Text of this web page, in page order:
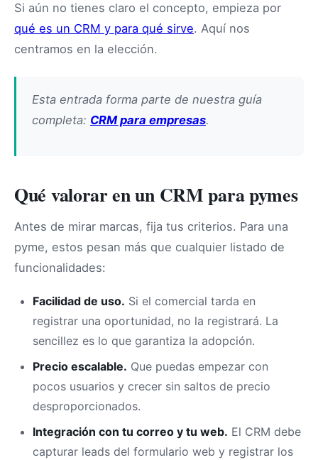
Si aún no tienes claro el concepto, empieza por
qué es un CRM y para qué sirve. Aquí nos
centramos en la elección.
Esta entrada forma parte de nuestra guía
completa: CRM para empresas.
Qué valorar en un CRM para pymes
Antes de mirar marcas, fija tus criterios. Para una
pyme, estos pesan más que cualquier listado de
funcionalidades:
Facilidad de uso. Si el comercial tarda en
registrar una oportunidad, no la registrará. La
sencillez es lo que garantiza la adopción.
Precio escalable. Que puedas empezar con
pocos usuarios y crecer sin saltos de precio
desproporcionados.
Integración con tu correo y tu web. El CRM debe
capturar leads del formulario web y registrar los